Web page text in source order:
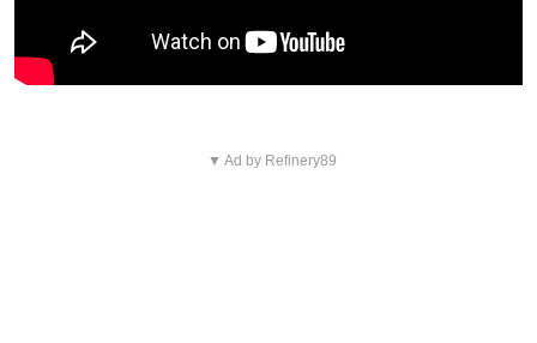
▼ Ad by Refinery89